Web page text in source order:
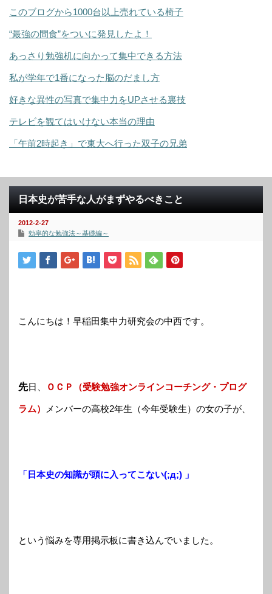
このブログから1000台以上売れている椅子
“最強の間食”をついに発見したよ！
あっさり勉強机に向かって集中できる方法
私が学年で1番になった脳のだまし方
好きな異性の写真で集中力をUPさせる裏技
テレビを観てはいけない本当の理由
「午前2時起き」で東大へ行った双子の兄弟
日本史が苦手な人がまずやるべきこと
2012-2-27
効率的な勉強法～基礎編～
こんにちは！早稲田集中力研究会の中西です。
先日、 ＯＣＰ（受験勉強オンラインコーチング・プログ
ラム） メンバーの高校2年生（今年受験生）の女の子が、
「日本史の知識が頭に入ってこない(;д;) 」
という悩みを専用掲示板に書き込んでいました。